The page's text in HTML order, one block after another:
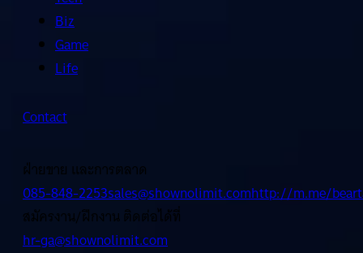
Biz
Game
Life
Contact
ฝ่ายขาย และการตลาด
085-848-2253sales@shownolimit.comhttp://m.me/
สมัครงาน/ฝึกงาน ติดต่อได้ที่
hr-ga@shownolimit.com